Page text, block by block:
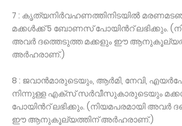
7 : കൃത്യനിർവഹണത്തിനിടയിൽ
മക്കൾക്ക് 5 ബോണസ് പോയിൻറ് ലഭിക്കും.
അവർ ദത്തെടുത്ത മക്കളും ഈ
അർഹരാണ്.)
8 : ജവാൻമാരുടെയും, ആർമി, നേവി,
നിന്നുള്ള എക്സ് സർവീസുകാരുടെയും
പോയിൻറ് ലഭിക്കും. (നിയമപരമായി അവർ
ഈ ആനുകൂല്യത്തിന് അർഹരാണ്.)